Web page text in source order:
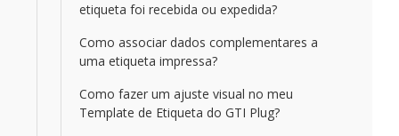
etiqueta foi recebida ou expedida?
Como associar dados complementares a
uma etiqueta impressa?
Como fazer um ajuste visual no meu
Template de Etiqueta do GTI Plug?